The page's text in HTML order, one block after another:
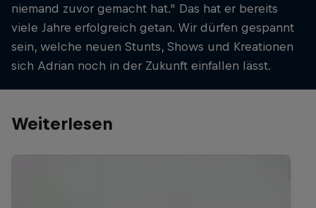
niemand zuvor gemacht hat." Das hat er bereits
viele Jahre erfolgreich getan. Wir dürfen gespannt
sein, welche neuen Stunts, Shows und Kreationen
sich Adrian noch in der Zukunft einfallen lässt.
Weiterlesen